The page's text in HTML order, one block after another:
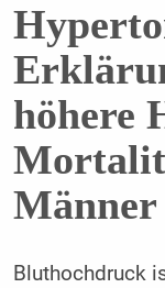
höhere
Männer
Bluthochdruck